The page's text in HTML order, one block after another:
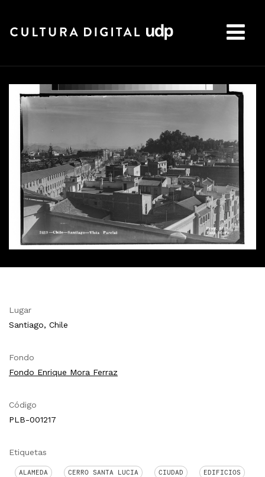
Lugar
Santiago, Chile
Fondo
Fondo Enrique Mora Ferraz
Código
PLB-001217
Etiquetas
ALAMEDA CERRO SANTA LUCIA CIUDAD EDIFICIOS